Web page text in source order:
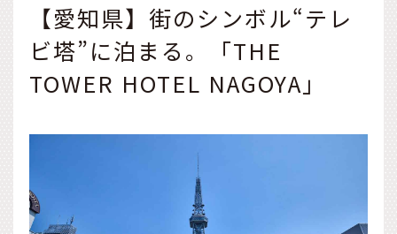
【愛知県】街のシンボル“テレ
ビ塔”に泊まる。「THE
TOWER HOTEL NAGOYA」